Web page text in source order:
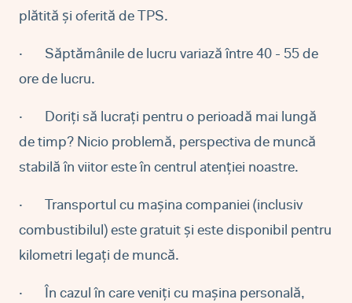
plătită și oferită de TPS.
·
Săptămânile de lucru variază între 40 - 55 de
ore de lucru.
·
Doriți să lucrați pentru o perioadă mai lungă
de timp? Nicio problemă, perspectiva de muncă
stabilă în viitor este în centrul atenției noastre.
·
Transportul cu mașina companiei (inclusiv
combustibilul) este gratuit și este disponibil pentru
kilometri legați de muncă.
·
În cazul în care veniți cu mașina personală,